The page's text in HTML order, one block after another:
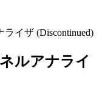
イザ (Discontinued)
ルアナライ